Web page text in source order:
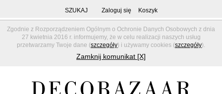
Zgodnie z Rozporządzeniem Ogólnym o Ochronie Danych Osobowych z dnia
27 kwietnia 2016 r. informujemy, że w celu realizacji naszych usług
przetwarzamy Twoje dane (szczegóły) i używamy cookies (szczegóły).
Zamknij komunikat [X]
SZUKAJ Zaloguj się Koszyk